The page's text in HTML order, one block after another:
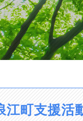
江町支援活